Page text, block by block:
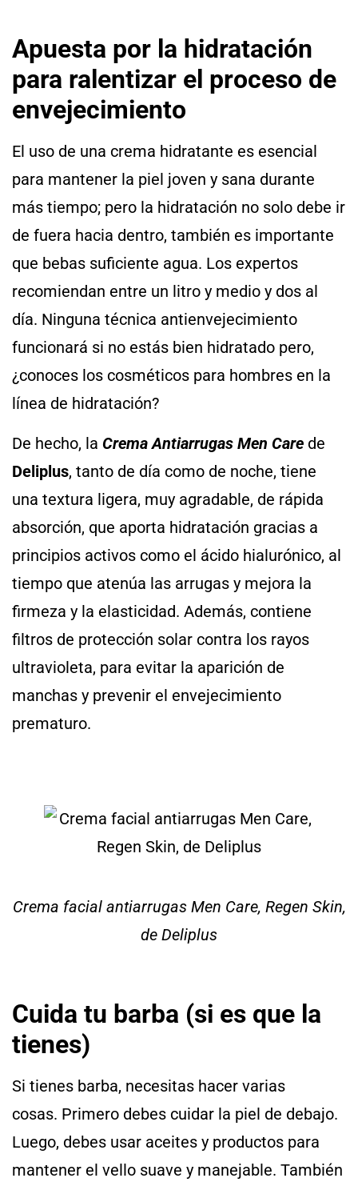
Apuesta por la hidratación
para ralentizar el proceso de
envejecimiento
El uso de una crema hidratante es esencial
para mantener la piel joven y sana durante
más tiempo; pero la hidratación no solo debe ir
de fuera hacia dentro, también es importante
que bebas suficiente agua. Los expertos
recomiendan entre un litro y medio y dos al
día. Ninguna técnica antienvejecimiento
funcionará si no estás bien hidratado pero,
¿conoces los cosméticos para hombres en la
línea de hidratación?
De hecho, la Crema Antiarrugas Men Care de
Deliplus, tanto de día como de noche, tiene
una textura ligera, muy agradable, de rápida
absorción, que aporta hidratación gracias a
principios activos como el ácido hialurónico, al
tiempo que atenúa las arrugas y mejora la
firmeza y la elasticidad. Además, contiene
filtros de protección solar contra los rayos
ultravioleta, para evitar la aparición de
manchas y prevenir el envejecimiento
prematuro.
Crema facial antiarrugas Men Care, Regen Skin,
de Deliplus
Cuida tu barba (si es que la
tienes)
Si tienes barba, necesitas hacer varias
cosas. Primero debes cuidar la piel de debajo.
Luego, debes usar aceites y productos para
mantener el vello suave y manejable. También